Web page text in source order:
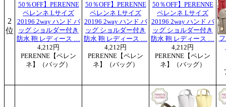
2
位
50％OFF】PERENNE
ペレンネ Lサイズ
20196 2way ハンド バ
ッグ ショルダー付き
防水 鞄 レディース …
4,212円
PERENNE【ペレン
ネ】（バッグ）
50％OFF】PERENNE
ペレンネ Lサイズ
20196 2way ハンド バ
ッグ ショルダー付き
防水 鞄 レディース …
4,212円
PERENNE【ペレン
ネ】（バッグ）
50％OFF】PERENNE
ペレンネ Lサイズ
20196 2way ハンド バ
ッグ ショルダー付き
防水 鞄 レディース …
4,212円
PERENNE【ペレン
ネ】（バッグ）